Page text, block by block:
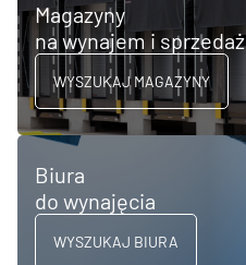
Magazyny
na wynajem i sprzedaż
WYSZUKAJ MAGAZYNY
Biura
do wynajęcia
WYSZUKAJ BIURA